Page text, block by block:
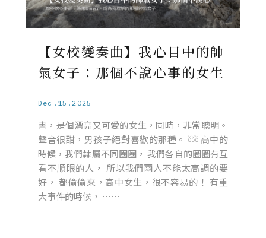
【女校變奏曲】我心目中的帥
氣女子：那個不說心事的女生
Dec.15.2025
書，是個漂亮又可愛的女生，同時，非常聰明。
聲音很甜，男孩子絕對喜歡的那種。 𓍱𓍱𓍱 高中的
時候，我們隸屬不同圈圈， 我們各自的圈圈有互
看不順眼的人， 所以我們兩人不能太高調的要
好， 都偷偷來，高中女生，很不容易的！ 有重
大事件的時候， ……